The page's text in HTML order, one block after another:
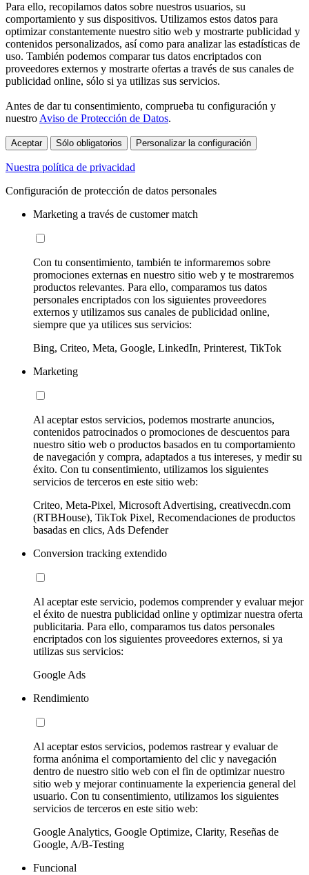
Para ello, recopilamos datos sobre nuestros usuarios, su
comportamiento y sus dispositivos. Utilizamos estos datos para
optimizar constantemente nuestro sitio web y mostrarte publicidad y
contenidos personalizados, así como para analizar las estadísticas de
uso. También podemos comparar tus datos encriptados con
proveedores externos y mostrarte ofertas a través de sus canales de
publicidad online, sólo si ya utilizas sus servicios.
Antes de dar tu consentimiento, comprueba tu configuración y
nuestroAviso de Protección de Datos.
Aceptar Sólo obligatorios Personalizar la configuración
Nuestra política de privacidad
Configuración de protección de datos personales
Marketing a través de customer match
Con tu consentimiento, también te informaremos sobre
promociones externas en nuestro sitio web y te mostraremos
productos relevantes. Para ello, comparamos tus datos
personales encriptados con los siguientes proveedores
externos y utilizamos sus canales de publicidad online,
siempre que ya utilices sus servicios:
Bing, Criteo, Meta, Google, LinkedIn, Printerest, TikTok
Marketing
Al aceptar estos servicios, podemos mostrarte anuncios,
contenidos patrocinados o promociones de descuentos para
nuestro sitio web o productos basados en tu comportamiento
de navegación y compra, adaptados a tus intereses, y medir su
éxito. Con tu consentimiento, utilizamos los siguientes
servicios de terceros en este sitio web:
Criteo, Meta-Pixel, Microsoft Advertising, creativecdn.com
(RTBHouse), TikTok Pixel, Recomendaciones de productos
basadas en clics, Ads Defender
Conversion tracking extendido
Al aceptar este servicio, podemos comprender y evaluar mejor
el éxito de nuestra publicidad online y optimizar nuestra oferta
publicitaria. Para ello, comparamos tus datos personales
encriptados con los siguientes proveedores externos, si ya
utilizas sus servicios:
Google Ads
Rendimiento
Al aceptar estos servicios, podemos rastrear y evaluar de
forma anónima el comportamiento del clic y navegación
dentro de nuestro sitio web con el fin de optimizar nuestro
sitio web y mejorar continuamente la experiencia general del
usuario. Con tu consentimiento, utilizamos los siguientes
servicios de terceros en este sitio web:
Google Analytics, Google Optimize, Clarity, Reseñas de
Google, A/B-Testing
Funcional